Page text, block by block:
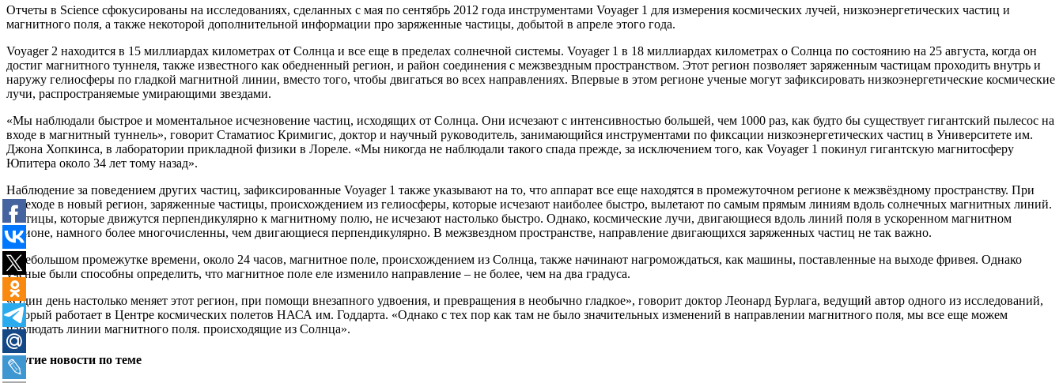
Отчеты в Science сфокусированы на исследованиях, сделанных с мая по сентябрь 2012 года инструментами Voyager 1 для измерения космических лучей, низкоэнергетических частиц и
магнитного поля, а также некоторой дополнительной информации про заряженные частицы, добытой в апреле этого года.
Voyager 2 находится в 15 миллиардах километрах от Солнца и все еще в пределах солнечной системы. Voyager 1 в 18 миллиардах километрах о Солнца по состоянию на 25 августа, когда он
достиг магнитного туннеля, также известного как обедненный регион, и район соединения с межзвездным пространством. Этот регион позволяет заряженным частицам проходить внутрь и
наружу гелиосферы по гладкой магнитной линии, вместо того, чтобы двигаться во всех направлениях. Впервые в этом регионе ученые могут зафиксировать низкоэнергетические космические
лучи, распространяемые умирающими звездами.
«Мы наблюдали быстрое и моментальное исчезновение частиц, исходящих от Солнца. Они исчезают с интенсивностью большей, чем 1000 раз, как будто бы существует гигантский пылесос на
входе в магнитный туннель», говорит Стаматиос Кримигис, доктор и научный руководитель, занимающийся инструментами по фиксации низкоэнергетических частиц в Университете им.
Джона Хопкинса, в лаборатории прикладной физики в Лореле. «Мы никогда не наблюдали такого спада прежде, за исключением того, как Voyager 1 покинул гигантскую магнитосферу
Юпитера около 34 лет тому назад».
Наблюдение за поведением других частиц, зафиксированные Voyager 1 также указывают на то, что аппарат все еще находятся в промежуточном регионе к межзвёздному пространству. При
переходе в новый регион, заряженные частицы, происхождением из гелиосферы, которые исчезают наиболее быстро, вылетают по самым прямым линиям вдоль солнечных магнитных линий.
Частицы, которые движутся перпендикулярно к магнитному полю, не исчезают настолько быстро. Однако, космические лучи, двигающиеся вдоль линий поля в ускоренном магнитном
регионе, намного более многочисленны, чем двигающиеся перпендикулярно. В межзвездном пространстве, направление двигающихся заряженных частиц не так важно.
В небольшом промежутке времени, около 24 часов, магнитное поле, происхождением из Солнца, также начинают нагромождаться, как машины, поставленные на выходе фривея. Однако
ученые были способны определить, что магнитное поле еле изменило направление – не более, чем на два градуса.
«Один день настолько меняет этот регион, при помощи внезапного удвоения, и превращения в необычно гладкое», говорит доктор Леонард Бурлага, ведущий автор одного из исследований,
который работает в Центре космических полетов НАСА им. Годдарта. «Однако с тех пор как там не было значительных изменений в направлении магнитного поля, мы все еще можем
наблюдать линии магнитного поля. происходящие из Солнца».
Другие новости по теме